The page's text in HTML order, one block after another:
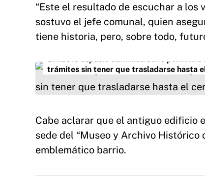
“Este el resultado de escuchar a los
sostuvo el jefe comunal, quien
tiene historia, pero, sobre todo,
El nuevo espacio administrativo permitirá
trámites sin tener que trasladarse hasta
Cabe aclarar que el antiguo edificio
sede del “Museo y Archivo Histórico
emblemático barrio.